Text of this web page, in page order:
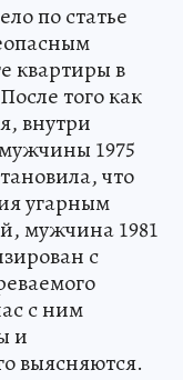
по статье
квартиры в
того как
внутри
1975
что
угарным
мужчина 1981
с
с ним
и
выясняются.